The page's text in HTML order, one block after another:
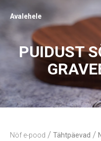
Avalehele
PUIDUST
Nöf e-pood / Tähtpäevad /